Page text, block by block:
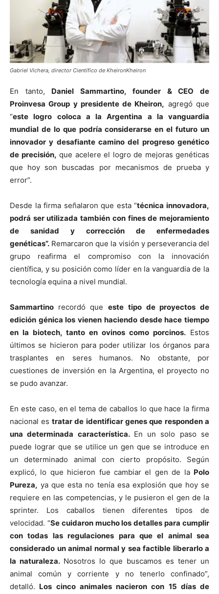
Gabriel Vichera, director Científico de KheironKheiron
En tanto, Daniel Sammartino, founder & CEO de
Proinvesa Group y presidente de Kheiron, agregó que
“este logro coloca a la Argentina a la vanguardia
mundial de lo que podría considerarse en el futuro un
innovador y desafiante camino del progreso genético
de precisión, que acelere el logro de mejoras genéticas
que hoy son buscadas por mecanismos de prueba y
error”.
Desde la firma señalaron que esta “técnica innovadora,
podrá ser utilizada también con fines de mejoramiento
de sanidad y corrección de enfermedades
genéticas”. Remarcaron que la visión y perseverancia del
grupo reafirma el compromiso con la innovación
científica, y su posición como líder en la vanguardia de la
tecnología equina a nivel mundial.
Sammartino recordó queeste tipo de proyectos de
edición génica los vienen haciendo desde hace tiempo
en la biotech, tanto en ovinos como porcinos. Estos
últimos se hicieron para poder utilizar los órganos para
trasplantes en seres humanos. No obstante, por
cuestiones de inversión en la Argentina, el proyecto no
se pudo avanzar.
En este caso, en el tema de caballos lo que hace la firma
nacional es tratar de identificar genes que responden a
una determinada característica. En un solo paso se
puede lograr que se utilice un gen que se introduce en
un determinado animal con cierto propósito. Según
explicó, lo que hicieron fue cambiar el gen de la Polo
Pureza, ya que esta no tenía esa explosión que hoy se
requiere en las competencias, y le pusieron el gen de la
sprinter. Los caballos tienen diferentes tipos de
velocidad. “Se cuidaron mucho los detalles para cumplir
con todas las regulaciones para que el animal sea
considerado un animal normal y sea factible liberarlo a
la naturaleza. Nosotros lo que buscamos es tener un
animal común y corriente y no tenerlo confinado”,
detalló. Los cinco animales nacieron con 15 días de